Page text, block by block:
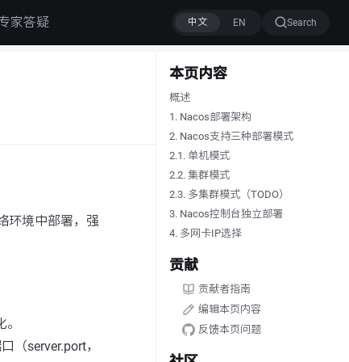
家答疑 Search
本页内容
概述
1. Nacos部署架构
2. Nacos支持三种部署模式
2.1. 单机模式
2.2. 集群模式
2.3. 多集群模式（TODO）
3. Nacos控制台独立部署
4. 多网卡IP选择
贡献
贡献者指南
编辑本页内容
反馈本页问题
环境中部署，强
（server.port，